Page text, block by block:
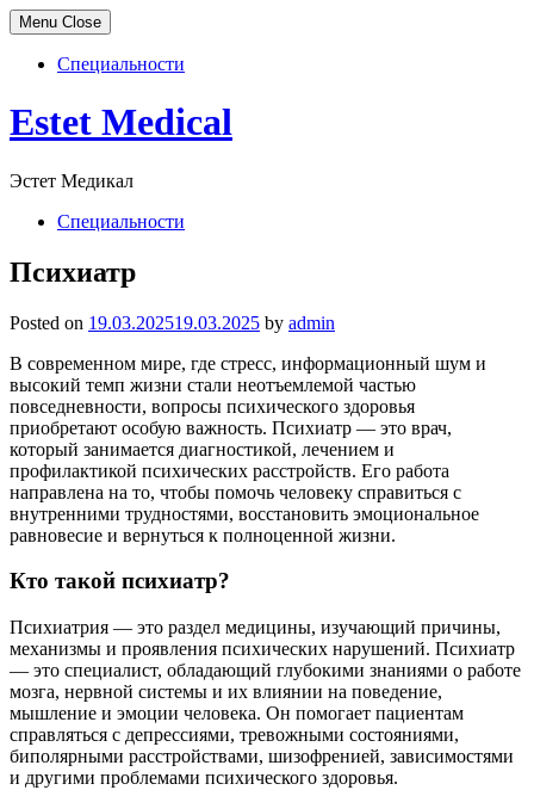
Menu Close
Специальности
Skip
to
Estet Medical
Эстет Медикал
Специальности
Психиатр
Posted on 19.03.202519.03.2025 by admin
В современном мире, где стресс, информационный шум и
высокий темп жизни стали неотъемлемой частью
повседневности, вопросы психического здоровья
приобретают особую важность. Психиатр — это врач,
который занимается диагностикой, лечением и
профилактикой психических расстройств. Его работа
направлена на то, чтобы помочь человеку справиться с
внутренними трудностями, восстановить эмоциональное
равновесие и вернуться к полноценной жизни.
Кто такой психиатр?
Психиатрия — это раздел медицины, изучающий причины,
механизмы и проявления психических нарушений. Психиатр
— это специалист, обладающий глубокими знаниями о работе
мозга, нервной системы и их влиянии на поведение,
мышление и эмоции человека. Он помогает пациентам
справляться с депрессиями, тревожными состояниями,
биполярными расстройствами, шизофренией, зависимостями
и другими проблемами психического здоровья.